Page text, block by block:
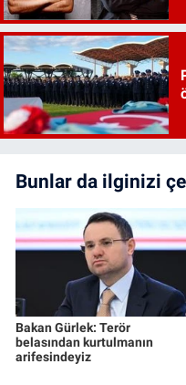
Bunlar da ilginizi
Bakan Gürlek: Terör
belasından kurtulmanın
arifesindeyiz